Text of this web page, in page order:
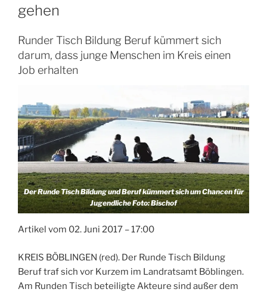
gehen
Runder Tisch Bildung Beruf kümmert sich
darum, dass junge Menschen im Kreis einen
Job erhalten
Der Runde Tisch Bildung und Beruf kümmert sich um Chancen für
Jugendliche Foto: Bischof
Artikel vom 02. Juni 2017 – 17:00
KREIS BÖBLINGEN (red). Der Runde Tisch Bildung
Beruf traf sich vor Kurzem im Landratsamt Böblingen.
Am Runden Tisch beteiligte Akteure sind außer dem